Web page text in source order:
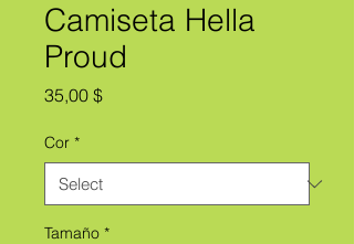
Camiseta Hella
Proud
35,00 $Price
Cor *
Tamaño *